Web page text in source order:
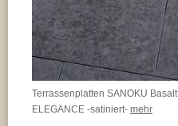
Terrassenplatten SANOKU Basalt
ELEGANCE -satiniert- mehr